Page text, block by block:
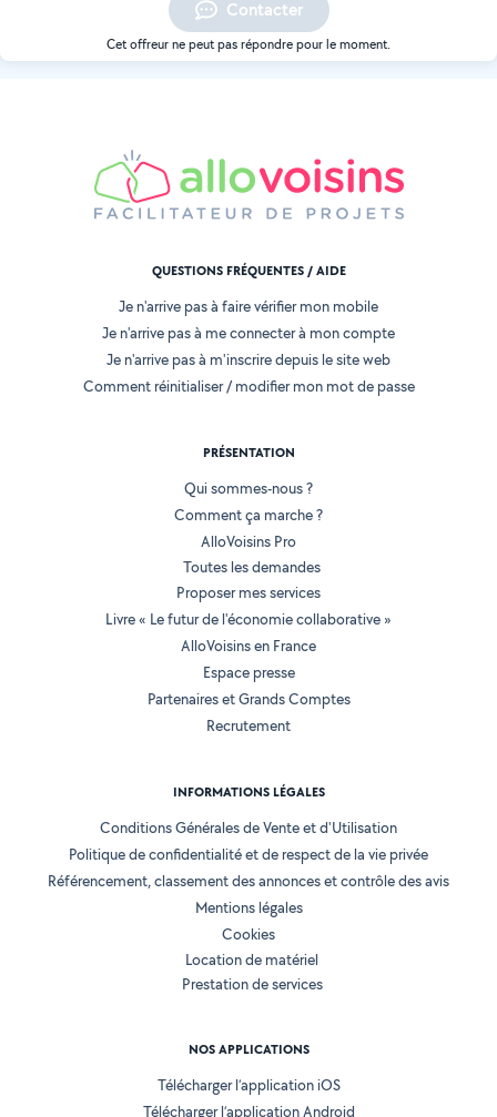
Contacter
Cet offreur ne peut pas répondre pour le moment.
QUESTIONS FRÉQUENTES / AIDE
Je n'arrive pas à faire vérifier mon mobile
Je n'arrive pas à me connecter à mon compte
Je n'arrive pas à m'inscrire depuis le site web
Comment réinitialiser / modifier mon mot de passe
PRÉSENTATION
Qui sommes-nous ?
Comment ça marche ?
AlloVoisins Pro
Toutes les demandes
Proposer mes services
Livre « Le futur de l'économie collaborative »
AlloVoisins en France
Espace presse
Partenaires et Grands Comptes
Recrutement
INFORMATIONS LÉGALES
Conditions Générales de Vente et d'Utilisation
Politique de confidentialité et de respect de la vie privée
Référencement, classement des annonces et contrôle des avis
Mentions légales
Cookies
Location de matériel
Prestation de services
NOS APPLICATIONS
Télécharger l’application iOS
Télécharger l’application Android